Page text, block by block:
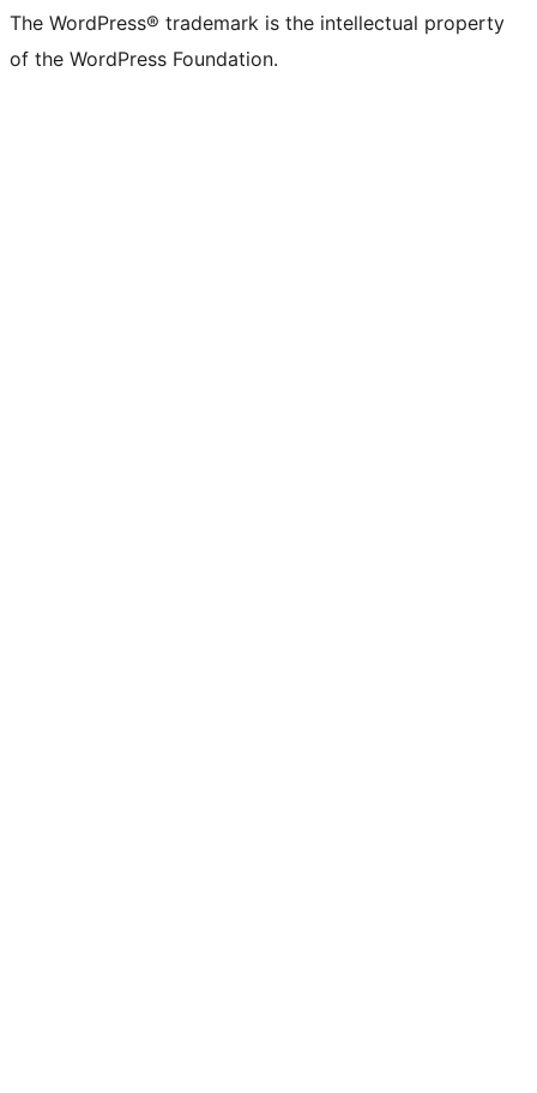
The WordPress® trademark is the intellectual property
of the WordPress Foundation.